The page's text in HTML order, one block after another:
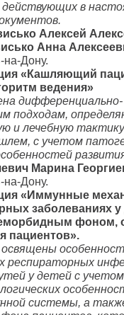
действующих в
Алексей
Анна
на-Дону.
«Кашляющий
ведения»
дифференциально-
подходам,
и лечебную
с учетом
Марина
на-Дону.
«Иммунные
заболеваниях у
фоном,
пациентов».
респираторных
у детей с
системы, а